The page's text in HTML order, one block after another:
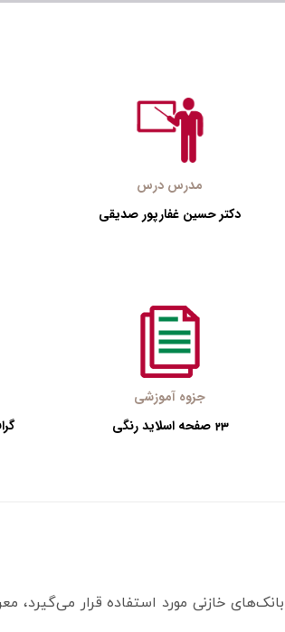
مدرس درس
دکتر حسین غفارپور صدیقی
جزوه آموزشی
23 صفحه اسلاید رنگی
بانک‌های خازنی مورد استفاده قرار